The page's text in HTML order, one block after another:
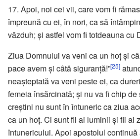
17. Apoi, noi cei vii, care vom fi
împreună cu ei, în nori, ca să
văzduh; şi astfel vom fi totdeauna cu
Ziua Domnului va veni ca un hoţ şi
pace avem şi câtă siguranţă!”[25]
neaşteptată va veni peste ei, ca
femeia însărcinată; şi nu va fi chip de
creştini nu sunt în întuneric ca ziua
ca un hoţ. Ci sunt fii ai luminii şi fii ai
întunericului. Apoi apostolul continuă